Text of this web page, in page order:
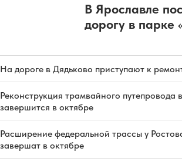
В Ярославле
дорогу в парке
На дороге в Дядьково приступают к
Реконструкция трамвайного путепровода
завершится в октябре
Расширение федеральной трассы у
завершат в октябре